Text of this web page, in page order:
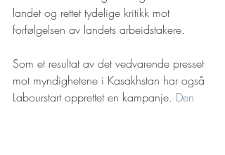
landet og rettet tydelige kritikk mot
forfølgelsen av landets arbeidstakere.
Som et resultat av det vedvarende presset
mot myndighetene i Kasakhstan har også
Labourstart opprettet en kampanje. Den